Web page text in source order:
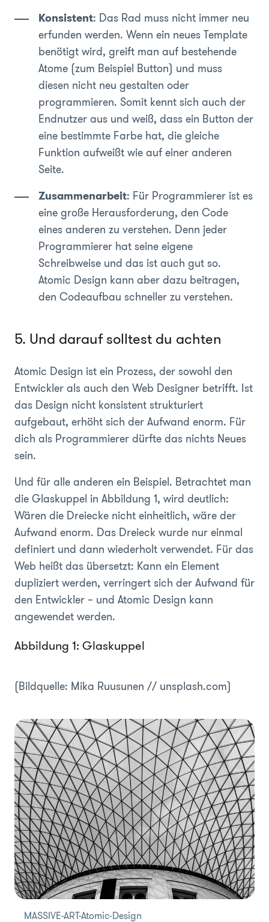
Konsistent: Das Rad muss nicht immer neu
erfunden werden. Wenn ein neues Template
benötigt wird, greift man auf bestehende
Atome (zum Beispiel Button) und muss
diesen nicht neu gestalten oder
programmieren. Somit kennt sich auch der
Endnutzer aus und weiß, dass ein Button der
eine bestimmte Farbe hat, die gleiche
Funktion aufweißt wie auf einer anderen
Seite.
Zusammenarbeit: Für Programmierer ist es
eine große Herausforderung, den Code
eines anderen zu verstehen. Denn jeder
Programmierer hat seine eigene
Schreibweise und das ist auch gut so.
Atomic Design kann aber dazu beitragen,
den Codeaufbau schneller zu verstehen.
5. Und darauf solltest du achten
Atomic Design ist ein Prozess, der sowohl den
Entwickler als auch den Web Designer betrifft. Ist
das Design nicht konsistent strukturiert
aufgebaut, erhöht sich der Aufwand enorm. Für
dich als Programmierer dürfte das nichts Neues
sein.
Und für alle anderen ein Beispiel. Betrachtet man
die Glaskuppel in Abbildung 1, wird deutlich:
Wären die Dreiecke nicht einheitlich, wäre der
Aufwand enorm. Das Dreieck wurde nur einmal
definiert und dann wiederholt verwendet. Für das
Web heißt das übersetzt: Kann ein Element
dupliziert werden, verringert sich der Aufwand für
den Entwickler – und Atomic Design kann
angewendet werden.
Abbildung 1: Glaskuppel
(Bildquelle: Mika Ruusunen // unsplash.com)
MASSIVE-ART-Atomic-Design